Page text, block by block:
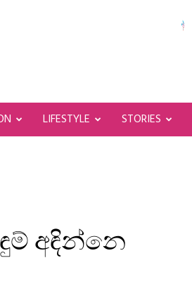
LIFESTYLE STORIES
අඳින්නෙ